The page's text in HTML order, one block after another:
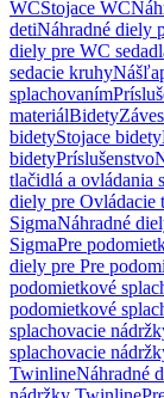
WCStojace WC
detiNáhradné diely
diely pre WC
sedacie kruhy
splachovaním
materiálBidety
bidetyStojace bidety
bidetyPríslušenstvo
tlačidlá a ovládania
diely pre Ovládacie
SigmaNáhradné
SigmaPre
diely pre Pre
podomietkové
podomietkové
splachovacie
splachovacie
TwinlineNáhradné